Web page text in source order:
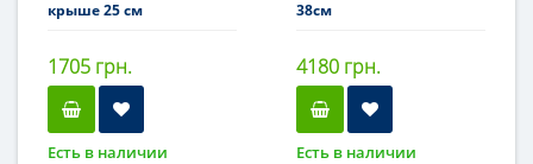
крыше 25 см
1705 грн.
Есть в наличии
38см
4180 грн.
Есть в наличии